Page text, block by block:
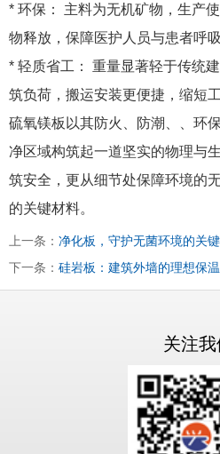
* 环保： 主料为无机矿物，生产
物释放，保障医护人员与患者呼吸
* 轻质省工： 重量显著轻于传统
筑负荷，搬运安装更便捷，缩短工
硫氧镁板以其防火、防潮、、环
净区域构筑起一道坚实的物理与
筑安全，更从细节处保障环境的
的关键材料。
上一条： 净化板，守护无菌环境的关键
下一条： 硅岩板：建筑外墙的理想保
关注我